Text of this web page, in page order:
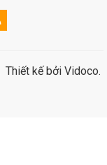
Thiết kế bởi Vidoco.